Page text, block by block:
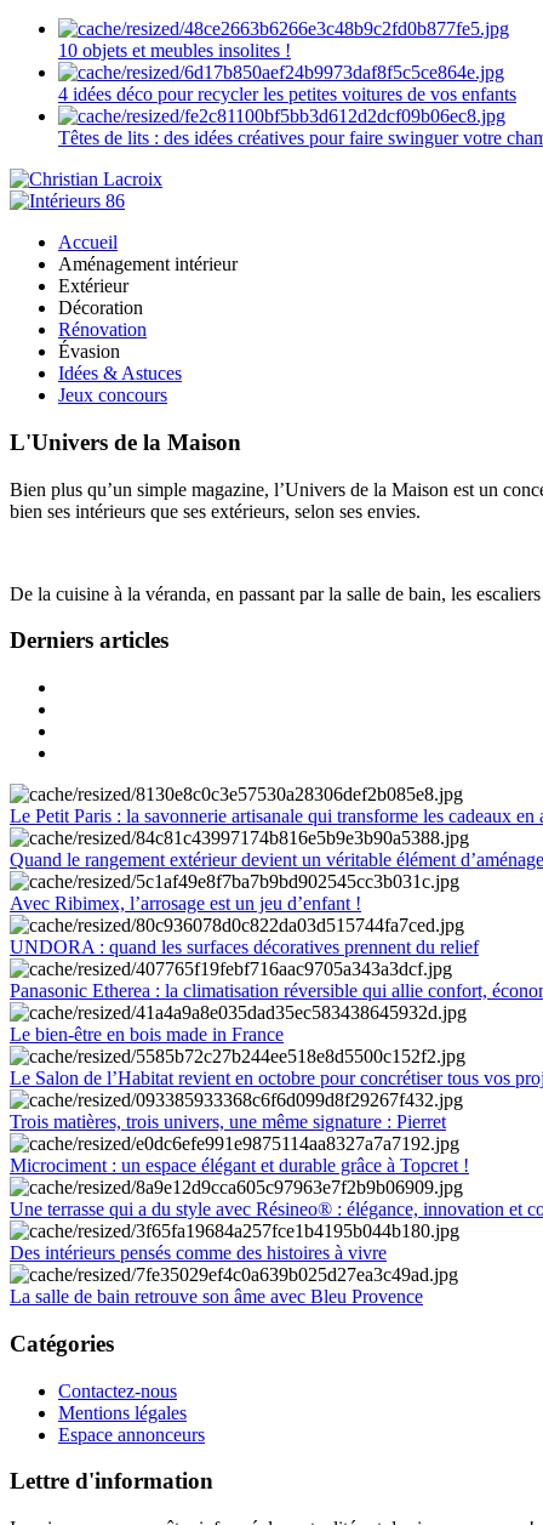
10 objets et meubles insolites !
4 idées déco pour recycler les petites voitures de vos enfants
Têtes de lits : des idées créatives pour faire swinguer votre
Accueil
Aménagement intérieur
Extérieur
Décoration
Rénovation
Évasion
Idées & Astuces
Jeux concours
L'Univers de la Maison
Bien plus qu’un simple magazine, l’Univers de la Maison est un
bien ses intérieurs que ses extérieurs, selon ses envies.
De la cuisine à la véranda, en passant par la salle de bain, les
Derniers articles
Le Petit Paris : la savonnerie artisanale qui transforme les cadeaux en
Quand le rangement extérieur devient un véritable élément
Avec Ribimex, l’arrosage est un jeu d’enfant !
UNDORA : quand les surfaces décoratives prennent du relief
Panasonic Etherea : la climatisation réversible qui allie confort,
Le bien-être en bois made in France
Le Salon de l’Habitat revient en octobre pour concrétiser tous vos
Trois matières, trois univers, une même signature : Pierret
Microciment : un espace élégant et durable grâce à Topcret !
Une terrasse qui a du style avec Résineo® : élégance, innovation et
Des intérieurs pensés comme des histoires à vivre
La salle de bain retrouve son âme avec Bleu Provence
Catégories
Contactez-nous
Mentions légales
Espace annonceurs
Lettre d'information